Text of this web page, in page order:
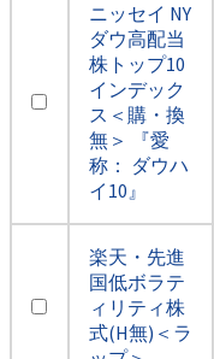
ニッセイ NY
ダウ高配当
株トップ10
インデック
ス＜購・換
無＞ 『愛
称： ダウハ
イ10』
楽天・先進
国低ボラテ
ィリティ株
式(H無)＜ラ